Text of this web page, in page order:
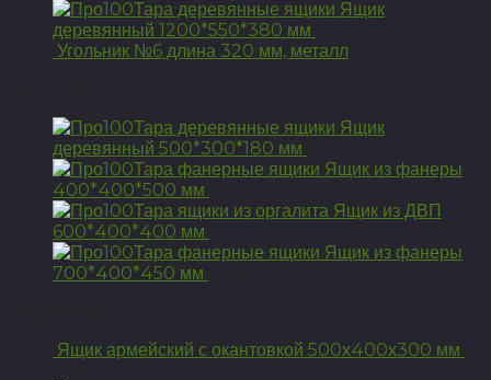
Ящик
деревянный 1200*550*380 мм
Угольник №6 длина 320 мм, металл
Ящик
деревянный 500*300*180 мм
Ящик из фанеры
400*400*500 мм
Ящик из ДВП
600*400*400 мм
Ящик из фанеры
700*400*450 мм
Ящик армейский с окантовкой 500х400х300 мм